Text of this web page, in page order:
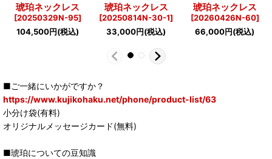
琥珀ネックレス
[20250329N-95]
104,500円(税込)
琥珀ネックレス
[20250814N-30-1]
33,000円(税込)
琥珀ネックレス
[20260426N-60]
66,000円(税込)
■ご一緒にいかがですか？
https://www.kujikohaku.net/phone/product-list/63
小分け袋(有料)
オリジナルメッセージカード(無料)
■琥珀についての豆知識